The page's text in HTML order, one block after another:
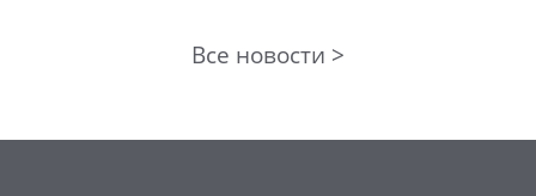
Все новости >